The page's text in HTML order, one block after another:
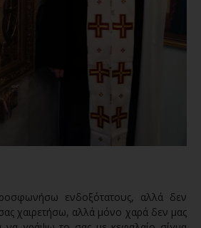
ενδοξότατους, αλλά δεν
χαιρετήσω, αλλά μόνο χαρά δεν μας